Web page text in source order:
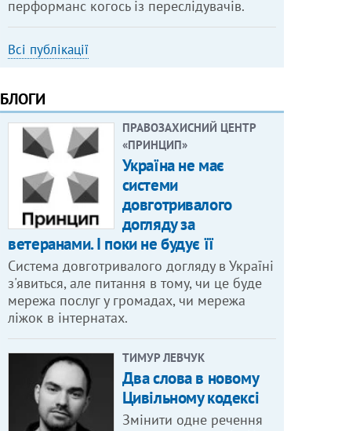
перформанс когось із переслідувачів.
Всі публікації
БЛОГИ
ПРАВОЗАХИСНИЙ ЦЕНТР
«ПРИНЦИП»
Україна не має
системи
довготривалого
догляду за
ветеранами. І поки не будує її
Система довготривалого догляду в Україні
з'явиться, але питання в тому, чи це буде
мережа послуг у громадах, чи мережа
ліжок в інтернатах.
ТИМУР ЛЕВЧУК
Два слова в новому
Цивільному кодексі
Змінити одне речення